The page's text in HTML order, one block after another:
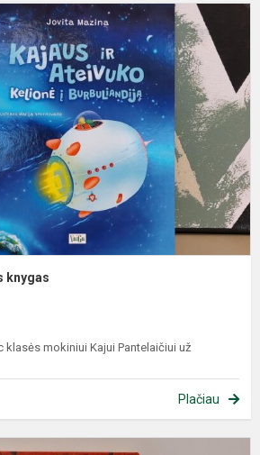
knygas
mokiniui Kajui Pantelaičiui už
Plačiau